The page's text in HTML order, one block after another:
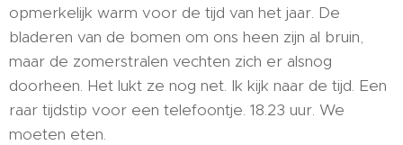
opmerkelijk warm voor de tijd van het jaar. De
bladeren van de bomen om ons heen zijn al bruin,
maar de zomerstralen vechten zich er alsnog
doorheen. Het lukt ze nog net. Ik kijk naar de tijd. Een
raar tijdstip voor een telefoontje. 18.23 uur. We
moeten eten.